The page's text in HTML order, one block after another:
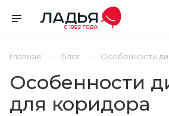
Главная — Блог — Особенности
Особенности
для коридора